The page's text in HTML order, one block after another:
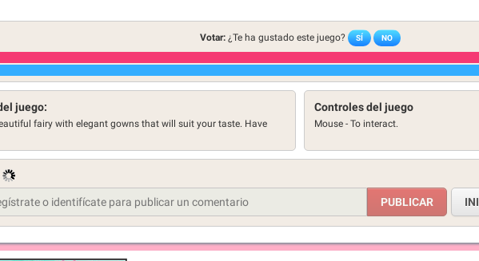
Votar:¿Te ha gustado este juego? SÍ NO
juego:
fairy with elegant gowns that will suit your taste. Have
Controles del juego
Mouse - To interact.